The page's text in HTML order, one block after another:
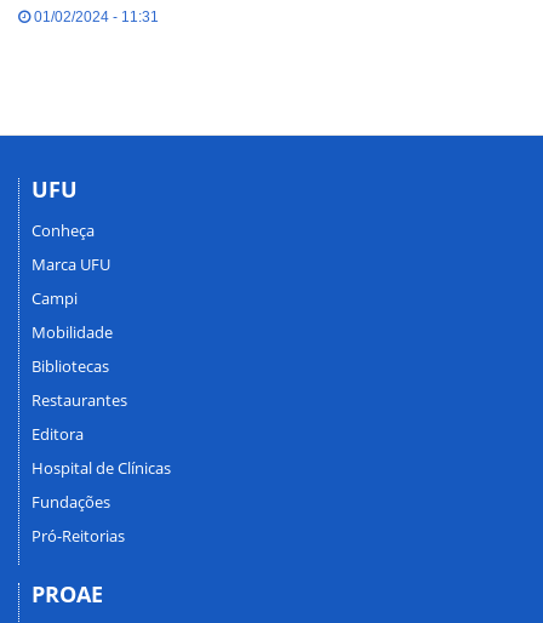
01/02/2024 - 11:31
UFU
Conheça
Marca UFU
Campi
Mobilidade
Bibliotecas
Restaurantes
Editora
Hospital de Clínicas
Fundações
Pró-Reitorias
PROAE